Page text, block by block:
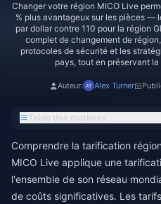
Changer votre région MICO Live
% plus avantageux sur les pièces —
par dollar contre 110 pour la région
complet de changement de
protocoles de sécurité et les
pays, tout en préservant
Auteur: Alex Turner
Table des matières
Comprendre la tarification
MICO Live applique une
l'ensemble de son réseau
de coûts significatives. Les